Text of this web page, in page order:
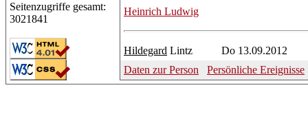
Heinrich Ludwig
Hildegard Lintz
Do 13.09.2012
Daten zur Person
Persönliche Ereignisse
Seitenzugriffe gesamt:
3021841